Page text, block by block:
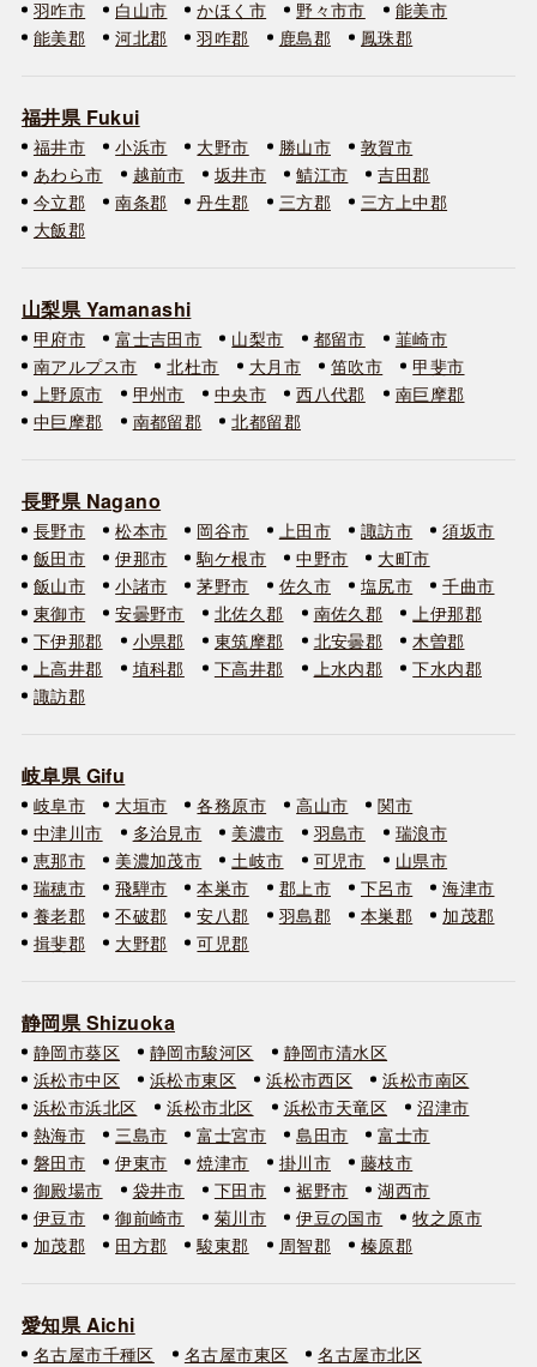
羽咋市 白山市 かほく市 野々市市
能美市
能美郡
河北郡 羽咋郡 鹿島郡 鳳珠郡
福井県 Fukui
福井市 小浜市 大野市 勝山市
敦賀市
あわら市
越前市 坂井市 鯖江市
吉田郡
今立郡
南条郡 丹生郡 三方郡
三方上中郡
大飯郡
山梨県 Yamanashi
甲府市 富士吉田市 山梨市 都留市
韮崎市
南アルプス市
北杜市 大月市 笛吹市
甲斐市
上野原市
甲州市 中央市 西八代郡
南巨摩郡
中巨摩郡
南都留郡 北都留郡
長野県 Nagano
長野市 松本市 岡谷市 上田市 諏訪市
須坂市
飯田市
伊那市 駒ケ根市 中野市
大町市
飯山市
小諸市 茅野市 佐久市 塩尻市
千曲市
東御市
安曇野市 北佐久郡 南佐久郡
上伊那郡
下伊那郡
小県郡 東筑摩郡 北安曇郡
木曽郡
上高井郡
埴科郡 下高井郡 上水内郡
下水内郡
諏訪郡
岐阜県 Gifu
岐阜市 大垣市 各務原市 高山市
関市
中津川市
多治見市 美濃市 羽島市
瑞浪市
恵那市
美濃加茂市 土岐市 可児市
山県市
瑞穂市
飛騨市 本巣市 郡上市 下呂市
海津市
養老郡
不破郡 安八郡 羽島郡 本巣郡
加茂郡
揖斐郡
大野郡 可児郡
静岡県 Shizuoka
静岡市葵区 静岡市駿河区
静岡市清水区
浜松市中区
浜松市東区 浜松市西区
浜松市南区
浜松市浜北区
浜松市北区 浜松市天竜区
沼津市
熱海市
三島市 富士宮市 島田市
富士市
磐田市
伊東市 焼津市 掛川市
藤枝市
御殿場市
袋井市 下田市 裾野市
湖西市
伊豆市
御前崎市 菊川市 伊豆の国市
牧之原市
加茂郡
田方郡 駿東郡 周智郡 榛原郡
愛知県 Aichi
名古屋市千種区 名古屋市東区
名古屋市北区